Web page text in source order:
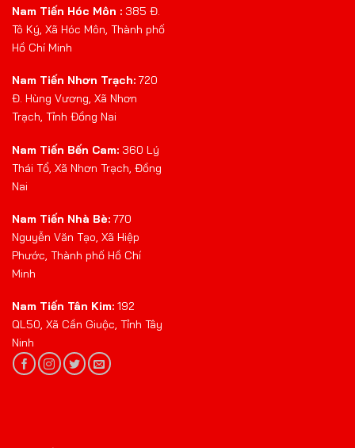
Nam Tiến Hóc Môn : 385 Đ.
Tô Ký, Xã Hóc Môn, Thành phố
Hồ Chí Minh
Nam Tiến Nhơn Trạch: 720
Đ. Hùng Vương, Xã Nhơn
Trạch, Tỉnh Đồng Nai
Nam Tiến Bến Cam: 360 Lý
Thái Tổ, Xã Nhơn Trạch, Đồng
Nai
Nam Tiến Nhà Bè: 770
Nguyễn Văn Tạo, Xã Hiệp
Phước, Thành phố Hồ Chí
Minh
Nam Tiến Tân Kim: 192
QL50, Xã Cần Giuộc, Tỉnh Tây
Ninh